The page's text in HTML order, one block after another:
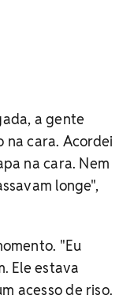
a gente
na cara. Acordei
na cara. Nem
longe",
"Eu
Ele estava
acesso de riso.